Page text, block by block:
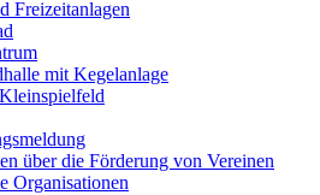
Freizeitanlagen
mit Kegelanlage
über die Förderung von Vereinen
Organisationen